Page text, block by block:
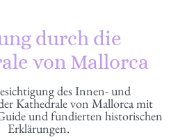
durch die
von Mallorca
des Innen- und
Kathedrale von Mallorca mit
und fundierten historischen
Erklärungen.